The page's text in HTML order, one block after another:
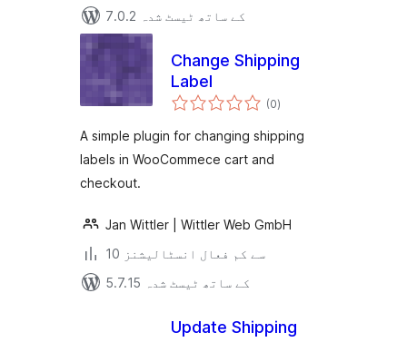
7.0.2 کے ساتھ ٹیسٹ شدہ
Change Shipping
Label
(0مجموعی
درجہ
)
A simple plugin for changing shipping
labels in WooCommece cart and
checkout.
Jan Wittler | Wittler Web GmbH
10 سے کم فعال انسٹالیشنز
5.7.15 کے ساتھ ٹیسٹ شدہ
Update Shipping